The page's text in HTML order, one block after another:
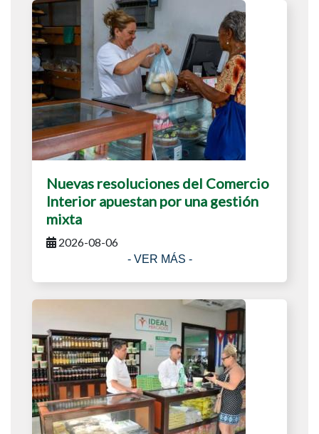
Nuevas resoluciones del Comercio
Interior apuestan por una gestión
mixta
2026-08-06
- VER MÁS -